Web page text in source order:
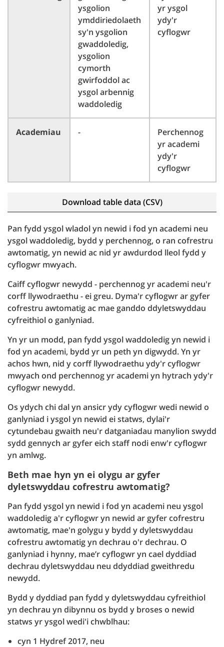
ysgolion
ymddiriedolaeth
sy'n ysgolion
gwaddoledig,
ysgolion
cymorth
gwirfoddol ac
ysgol arbennig
waddoledig
yr ysgol
ydy'r
cyflogwr
Academiau -
Perchennog
yr academi
ydy'r
cyflogwr
Download table data (CSV)
Pan fydd ysgol wladol yn newid i fod yn academi neu
ysgol waddoledig, bydd y perchennog, o ran cofrestru
awtomatig, yn newid ac nid yr awdurdod lleol fydd y
cyflogwr mwyach.
Caiff cyflogwr newydd - perchennog yr academi neu'r
corff llywodraethu - ei greu. Dyma'r cyflogwr ar gyfer
cofrestru awtomatig ac mae ganddo ddyletswyddau
cyfreithiol o ganlyniad.
Yn yr un modd, pan fydd ysgol waddoledig yn newid i
fod yn academi, bydd yr un peth yn digwydd. Yn yr
achos hwn, nid y corff llywodraethu ydy'r cyflogwr
mwyach ond perchennog yr academi yn hytrach ydy'r
cyflogwr newydd.
Os ydych chi dal yn ansicr ydy cyflogwr wedi newid o
ganlyniad i ysgol yn newid ei statws, dylai'r
cytundebau gwaith neu'r datganiadau manylion swydd
sydd gennych ar gyfer eich staff nodi enw'r cyflogwr
yn amlwg.
Beth mae hyn yn ei olygu ar gyfer
dyletswyddau cofrestru awtomatig?
Pan fydd ysgol yn newid i fod yn academi neu ysgol
waddoledig a'r cyflogwr yn newid ar gyfer cofrestru
awtomatig, mae'n golygu y bydd y dyletswyddau
cofrestru awtomatig yn dechrau o'r dechrau. O
ganlyniad i hynny, mae’r cyflogwr yn cael dyddiad
dechrau dyletswyddau neu ddyddiad gweithredu
newydd.
Bydd y dyddiad pan fydd y dyletswyddau cyfreithiol
yn dechrau yn dibynnu os bydd y broses o newid
statws yr ysgol wedi'i chwblhau:
cyn 1 Hydref 2017, neu